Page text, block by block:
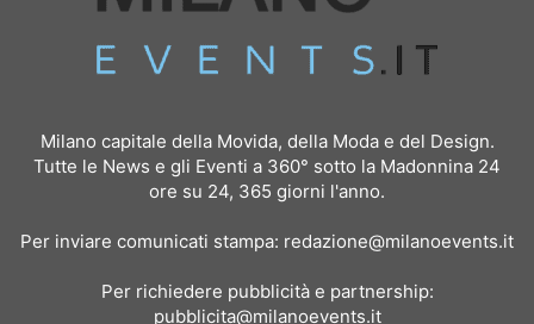
Milano capitale della Movida, della Moda e del Design.
Tutte le News e gli Eventi a 360° sotto la Madonnina 24
ore su 24, 365 giorni l'anno.
Per inviare comunicati stampa: redazione@milanoevents.it
Per richiedere pubblicità e partnership:
pubblicita@milanoevents.it